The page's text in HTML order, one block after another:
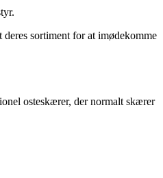
sortiment for at imødekomme
osteskærer, der normalt skærer